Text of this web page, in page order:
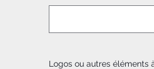
Logos ou autres éléments